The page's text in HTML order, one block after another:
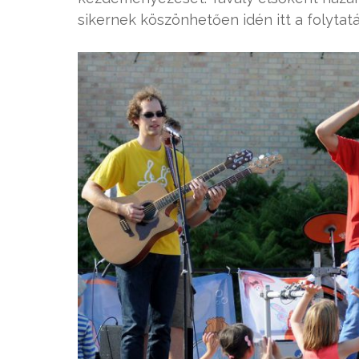
sikernek köszönhetően idén itt a